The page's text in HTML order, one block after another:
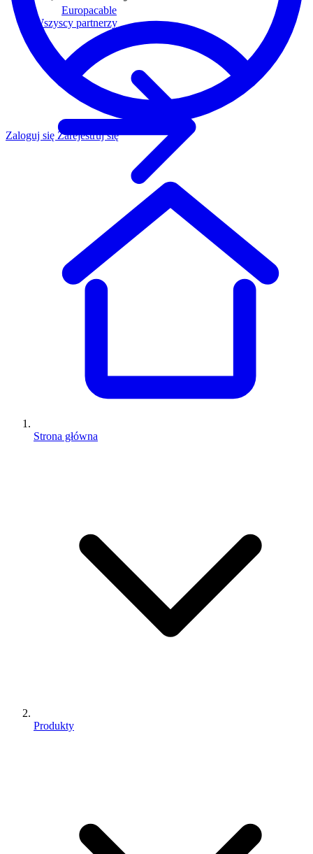
Europacable
Wszyscy partnerzy
Zaloguj się Zarejestruj się
Strona główna
Produkty